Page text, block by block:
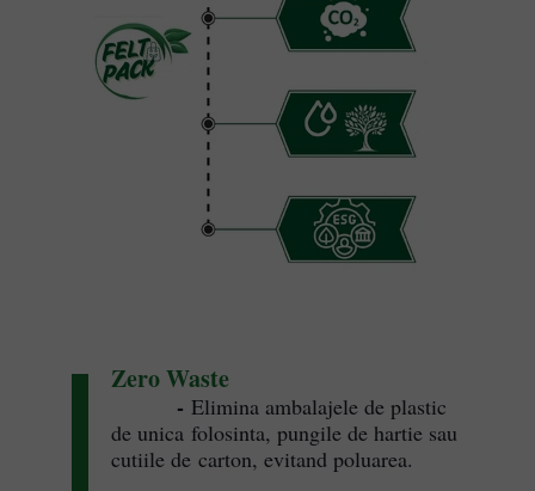
Zero Waste
- Elimina ambalajele de plastic
de unica folosinta, pungile de hartie sau
cutiile de carton, evitand poluarea.